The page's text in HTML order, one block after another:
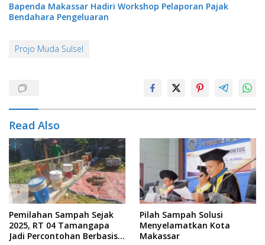
Bapenda Makassar Hadiri Workshop Pelaporan Pajak
Bendahara Pengeluaran
Projo Muda Sulsel
Read Also
Pemilahan Sampah Sejak
2025, RT 04 Tamangapa
Jadi Percontohan Berbasis
Pilah Sampah Solusi
Menyelamatkan Kota
Makassar